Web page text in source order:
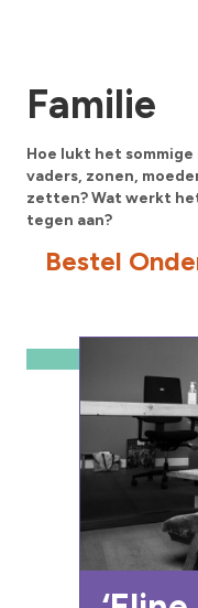
Familie
Hoe lukt het
vaders, zonen,
zetten? Wat werkt
tegen aan?
Bestel